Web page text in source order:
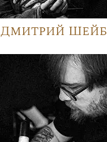
Дмитрий Шейб